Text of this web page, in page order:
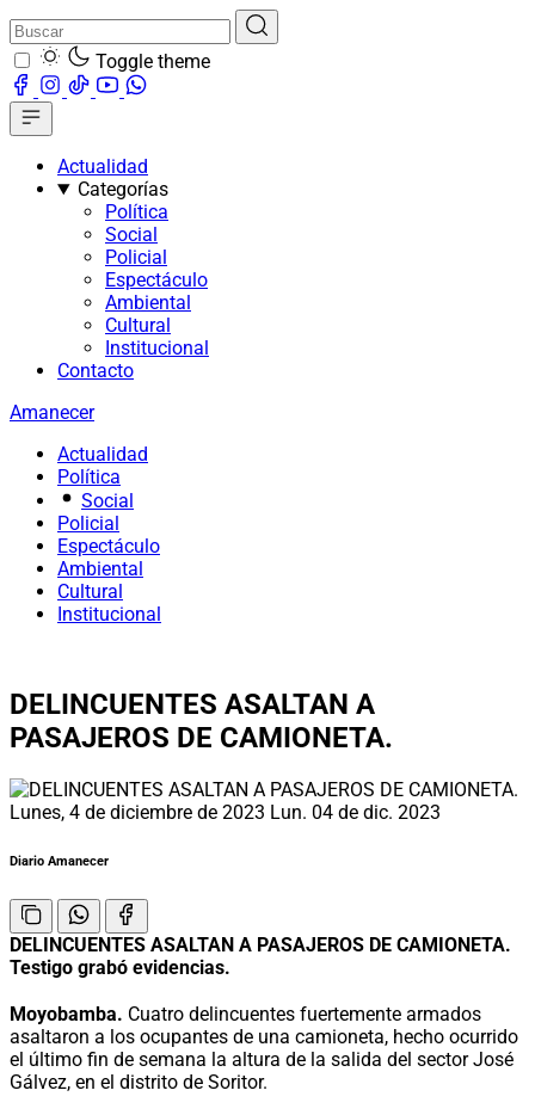
Toggle theme
Actualidad
Categorías
Política
Social
Policial
Espectáculo
Ambiental
Cultural
Institucional
Contacto
Amanecer
Actualidad
Política
Social
Policial
Espectáculo
Ambiental
Cultural
Institucional
DELINCUENTES ASALTAN A
PASAJEROS DE CAMIONETA.
Lunes, 4 de diciembre de 2023 Lun. 04 de dic. 2023
Diario Amanecer
DELINCUENTES ASALTAN A PASAJEROS DE CAMIONETA.
Testigo grabó evidencias.
Moyobamba. Cuatro delincuentes fuertemente armados
asaltaron a los ocupantes de una camioneta, hecho ocurrido
el último fin de semana la altura de la salida del sector José
Gálvez, en el distrito de Soritor.